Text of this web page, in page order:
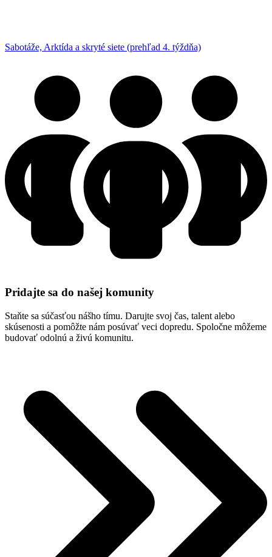
Sabotáže, Arktída a skryté siete (prehľad 4. týždňa)
Pridajte sa do našej komunity
Staňte sa súčasťou nášho tímu. Darujte svoj čas, talent alebo
skúsenosti a pomôžte nám posúvať veci dopredu. Spoločne môžeme
budovať odolnú a živú komunitu.